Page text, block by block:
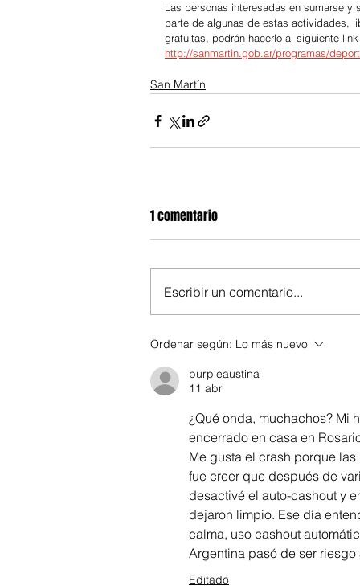
Las personas interesadas en sumarse y
parte de algunas de estas actividades,
gratuitas, podrán hacerlo al siguiente
http://sanmartin.gob.ar/programas/
San Martín
1 comentario
Escribir un comentario...
Ordenar según: Lo más nuevo
purpleaustina
11 abr
¿Qué onda, muchachos? Mi
encerrado en casa en
Me gusta el crash porque
fue creer que después de
desactivé el auto-cashout y
dejaron limpio. Ese día
calma, uso cashout
Argentina pasó de ser
Editado